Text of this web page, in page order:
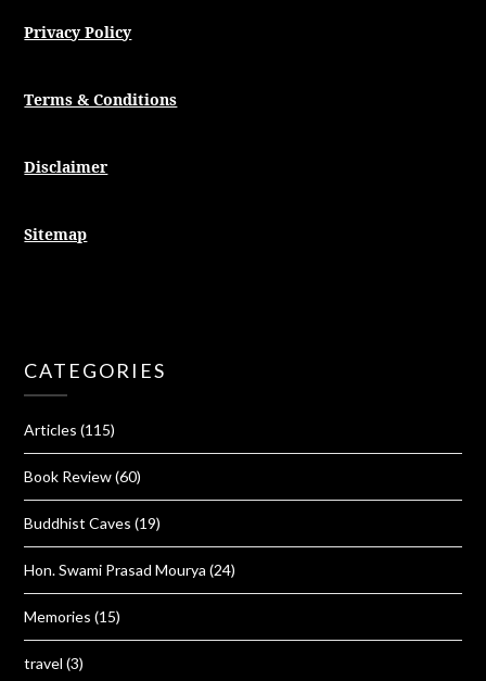
Privacy Policy
Terms & Conditions
Disclaimer
Sitemap
CATEGORIES
Articles (115)
Book Review(60)
Buddhist Caves (19)
Hon. Swami Prasad Mourya (24)
Memories (15)
travel (3)